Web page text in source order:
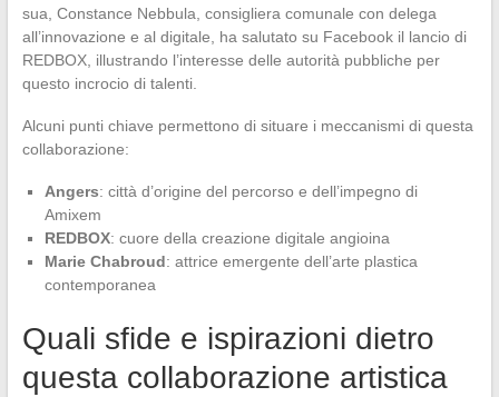
sua, Constance Nebbula, consigliera comunale con delega
all’innovazione e al digitale, ha salutato su Facebook il lancio di
REDBOX, illustrando l’interesse delle autorità pubbliche per
questo incrocio di talenti.
Alcuni punti chiave permettono di situare i meccanismi di questa
collaborazione:
Angers: città d’origine del percorso e dell’impegno di
Amixem
REDBOX: cuore della creazione digitale angioina
Marie Chabroud: attrice emergente dell’arte plastica
contemporanea
Quali sfide e ispirazioni dietro
questa collaborazione artistica